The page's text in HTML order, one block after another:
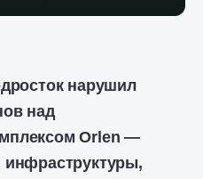
нарушил
над
Orlen —
инфраструктуры,